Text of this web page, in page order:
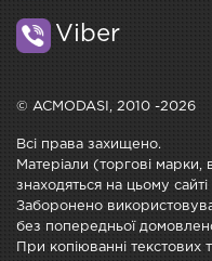
Viber
© ACMODASI, 2010 -2026
Всі права захищено.
Матеріали (торгові марки,
знаходяться на цьому
Заборонено
без попередньої
При копіюванні текстових